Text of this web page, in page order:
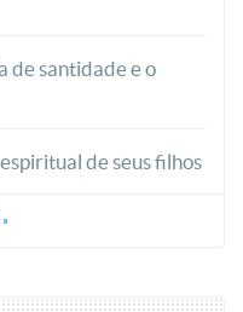
de santidade e o
de seus filhos
»